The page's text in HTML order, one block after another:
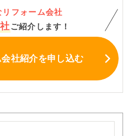
リフォーム会社
社 ご紹介します！
会社紹介を申し込む